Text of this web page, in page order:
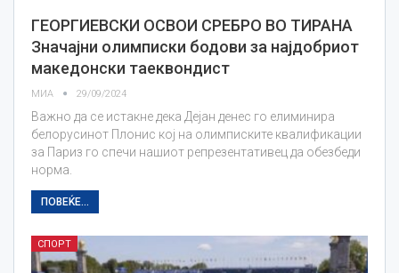
ГЕОРГИЕВСКИ ОСВОИ СРЕБРО ВО ТИРАНА
Значајни олимписки бодови за најдобриот
македонски таеквондист
МИА 29/09/2024
Важно да се истакне дека Дејан денес го елиминира
белорусинот Плонис кој на олимписките квалификации
за Париз го спечи нашиот репрезентативец да обезбеди
норма.
ПОВЕЌЕ...
СПОРТ